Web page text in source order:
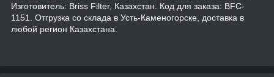
Изготовитель: Briss Filter, Казахстан. Код для заказа: BFC-
1151. Отгрузка со склада в Усть-Каменогорске, доставка в
любой регион Казахстана.